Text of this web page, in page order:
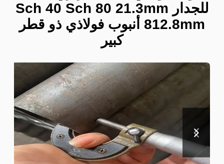
للجدار Sch 40 Sch 80 21.3mm
812.8mm أنبوب فولاذي ذو قطر
كبير